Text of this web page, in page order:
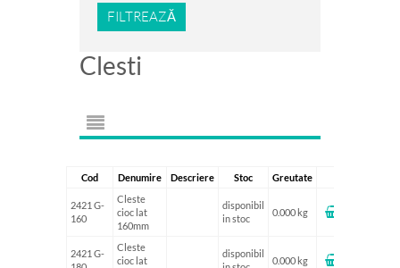
FILTREAZĂ
Clesti
Cod Denumire Descriere Stoc Greutate
2421 G-
160
Cleste
cioc lat
160mm
disponibil
in stoc
0.000 kg
2421 G-
Cleste
cioc lat
disponibil
0.000 kg